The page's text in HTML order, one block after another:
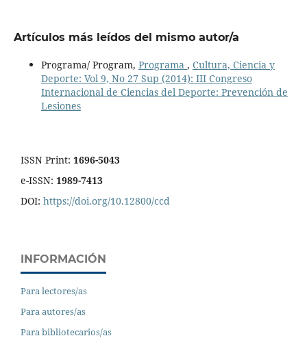
Artículos más leídos del mismo autor/a
Programa/ Program, Programa , Cultura, Ciencia y
Deporte: Vol 9, No 27 Sup (2014): III Congreso
Internacional de Ciencias del Deporte: Prevención de
Lesiones
ISSN Print: 1696-5043
e-ISSN: 1989-7413
DOI: https://doi.org/10.12800/ccd
INFORMACIÓN
Para lectores/as
Para autores/as
Para bibliotecarios/as